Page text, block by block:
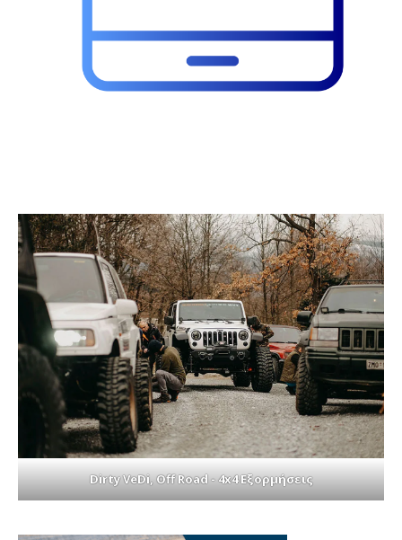
Dirty VeDi, Off Road - 4x4 Εξορμήσεις